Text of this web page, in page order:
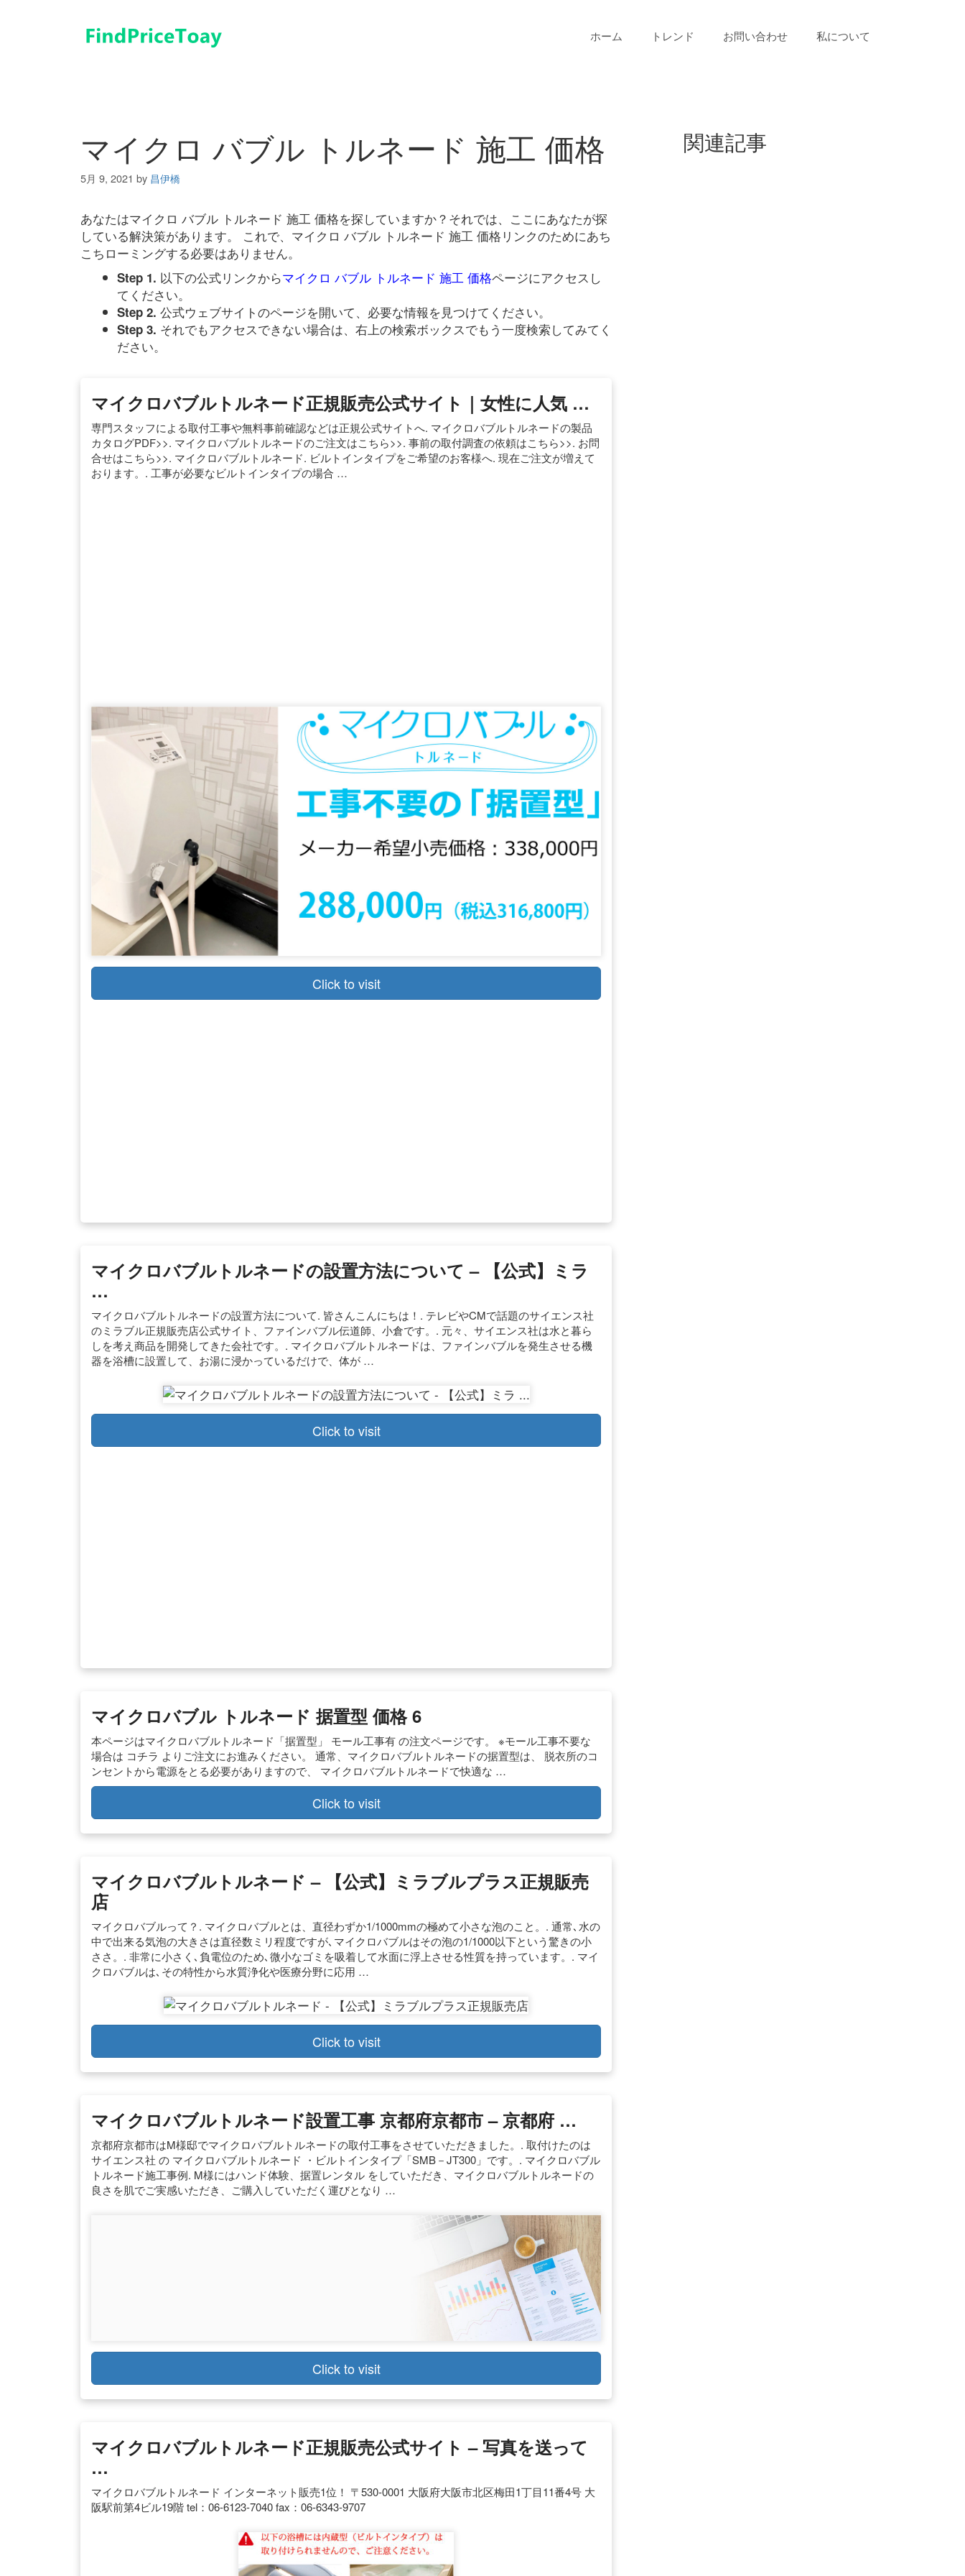
ホーム トレンド お問い合わせ 私について
マイクロ バブル トルネード 施工 価格
5月 9, 2021 by 昌伊橋
あなたはマイクロ バブル トルネード 施工 価格を探していますか？それでは、ここにあなたが探
している解決策があります。 これで、マイクロ バブル トルネード 施工 価格リンクのためにあち
こちローミングする必要はありません。
Step 1. 以下の公式リンクからマイクロ バブル トルネード 施工 価格ページにアクセスし
てください。
Step 2. 公式ウェブサイトのページを開いて、必要な情報を見つけてください。
Step 3. それでもアクセスできない場合は、右上の検索ボックスでもう一度検索してみてく
ださい。
マイクロバブルトルネード正規販売公式サイト｜女性に人気 …
専門スタッフによる取付工事や無料事前確認などは正規公式サイトへ. マイクロバブルトルネードの製品
カタログPDF>>. マイクロバブルトルネードのご注文はこちら>>. 事前の取付調査の依頼はこちら>>. お問
合せはこちら>>. マイクロバブルトルネード. ビルトインタイプをご希望のお客様へ. 現在ご注文が増えて
おります。. 工事が必要なビルトインタイプの場合 …
Click to visit
マイクロバブルトルネードの設置方法について – 【公式】ミラ
…
マイクロバブルトルネードの設置方法について. 皆さんこんにちは！. テレビやCMで話題のサイエンス社
のミラブル正規販売店公式サイト、ファインバブル伝道師、小倉です。. 元々、サイエンス社は水と暮ら
しを考え商品を開発してきた会社です。. マイクロバブルトルネードは、ファインバブルを発生させる機
器を浴槽に設置して、お湯に浸かっているだけで、体が …
Click to visit
マイクロバブル トルネード 据置型 価格 6
本ページはマイクロバブルトルネード「据置型」 モール工事有 の注文ページです。 ※モール工事不要な
場合は コチラ よりご注文にお進みください。 通常、マイクロバブルトルネードの据置型は、 脱衣所のコ
ンセントから電源をとる必要がありますので、 マイクロバブルトルネードで快適な …
Click to visit
マイクロバブルトルネード – 【公式】ミラブルプラス正規販売
店
マイクロバブルって？. マイクロバブルとは、直径わずか1/1000mmの極めて小さな泡のこと。. 通常､水の
中で出来る気泡の大きさは直径数ミリ程度ですが､マイクロバブルはその泡の1/1000以下という驚きの小
ささ。. 非常に小さく､負電位のため､微小なゴミを吸着して水面に浮上させる性質を持っています。. マイ
クロバブルは､その特性から水質浄化や医療分野に応用 …
Click to visit
マイクロバブルトルネード設置工事 京都府京都市 – 京都府 …
京都府京都市はM様邸でマイクロバブルトルネードの取付工事をさせていただきました。. 取付けたのは
サイエンス社 の マイクロバブルトルネード ・ビルトインタイプ「SMB－JT300」です。. マイクロバブル
トルネード施工事例. M様にはハンド体験、据置レンタル をしていただき、マイクロバブルトルネードの
良さを肌でご実感いただき、ご購入していただく運びとなり …
Click to visit
マイクロバブルトルネード正規販売公式サイト – 写真を送って
…
マイクロバブルトルネード インターネット販売1位！ 〒530-0001 大阪府大阪市北区梅田1丁目11番4号 大
阪駅前第4ビル19階 tel：06-6123-7040 fax：06-6343-9707
関連記事